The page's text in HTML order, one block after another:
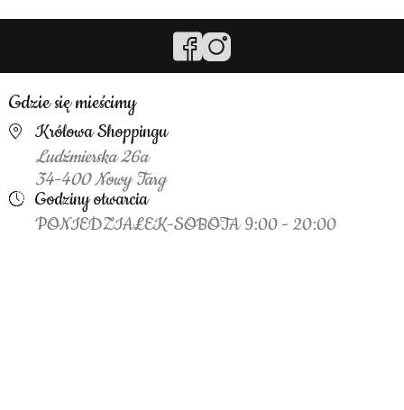
Gdzie się mieścimy
Królowa Shoppingu
Ludźmierska 26a
34-400 Nowy Targ
Godziny otwarcia
PONIEDZIAŁEK-SOBOTA 9:00 - 20:00